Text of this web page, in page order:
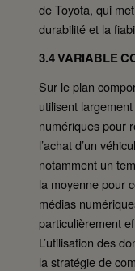
de Toyota, qui
durabilité et la
3.4 VARIABLE
Sur le plan
utilisent
numériques pour
l’achat d’un
notamment un
la moyenne pour
médias
particulièrement
L’utilisation des
la stratégie de